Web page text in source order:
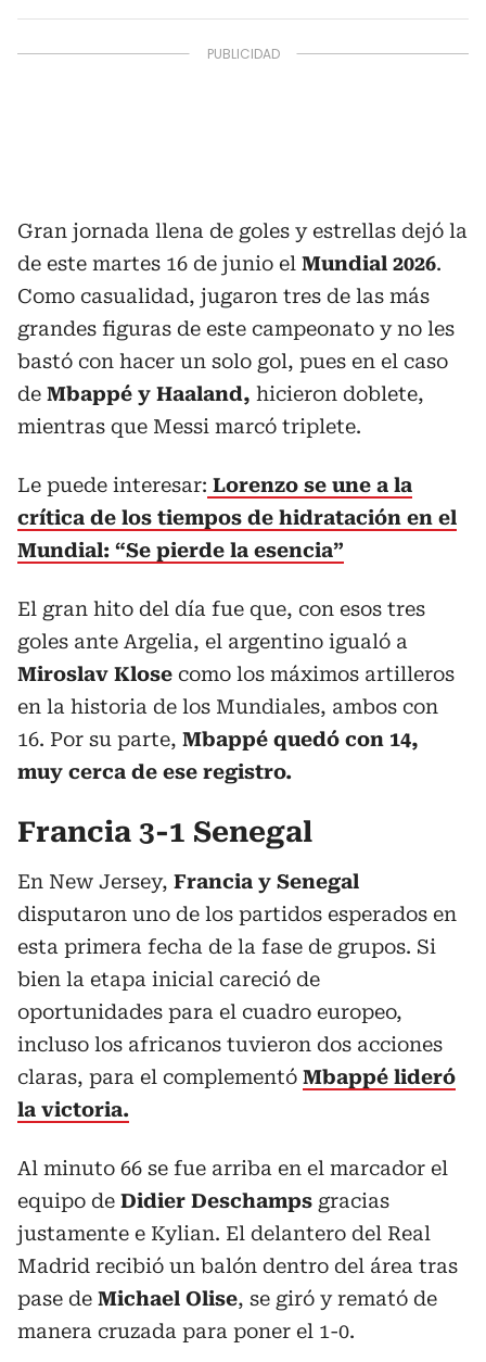
Gran jornada llena de goles y estrellas dejó la
de este martes 16 de junio el Mundial 2026.
Como casualidad, jugaron tres de las más
grandes figuras de este campeonato y no les
bastó con hacer un solo gol, pues en el caso
de Mbappé y Haaland, hicieron doblete,
mientras que Messi marcó triplete.
Le puede interesar: Lorenzo se une a la
crítica de los tiempos de hidratación en el
Mundial: “Se pierde la esencia”
El gran hito del día fue que, con esos tres
goles ante Argelia, el argentino igualó a
Miroslav Klose como los máximos artilleros
en la historia de los Mundiales, ambos con
16. Por su parte, Mbappé quedó con 14,
muy cerca de ese registro.
Francia 3-1 Senegal
En New Jersey, Francia y Senegal
disputaron uno de los partidos esperados en
esta primera fecha de la fase de grupos. Si
bien la etapa inicial careció de
oportunidades para el cuadro europeo,
incluso los africanos tuvieron dos acciones
claras, para el complementó Mbappé lideró
la victoria.
Al minuto 66 se fue arriba en el marcador el
equipo de Didier Deschamps gracias
justamente e Kylian. El delantero del Real
Madrid recibió un balón dentro del área tras
pase de Michael Olise, se giró y remató de
manera cruzada para poner el 1-0.